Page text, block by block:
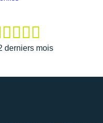
d'usure pour une
derniers mois